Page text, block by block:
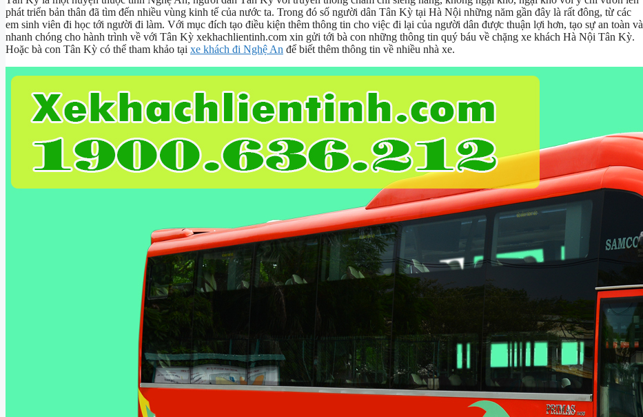
phát triển bản thân đã tìm đến nhiều vùng kinh tế của nước ta. Trong đó số người dân Tân Kỳ tại Hà Nội những năm gần đây là rất đông, từ các
em sinh viên đi học tới người đi làm. Với mục đích tạo điều kiện thêm thông tin cho việc đi lại của người dân được thuận lợi hơn, tạo sự an toàn và
nhanh chóng cho hành trình về với Tân Kỳ xekhachlientinh.com xin gửi tới bà con những thông tin quý báu về chặng xe khách Hà Nội Tân Kỳ.
Hoặc bà con Tân Kỳ có thể tham khảo tại xe khách đi Nghệ An để biết thêm thông tin về nhiều nhà xe.